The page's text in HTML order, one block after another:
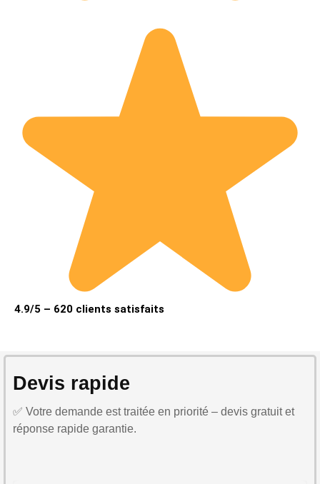
4.9/5 – 620 clients satisfaits
Devis rapide
✅ Votre demande est traitée en priorité – devis gratuit et
réponse rapide garantie.